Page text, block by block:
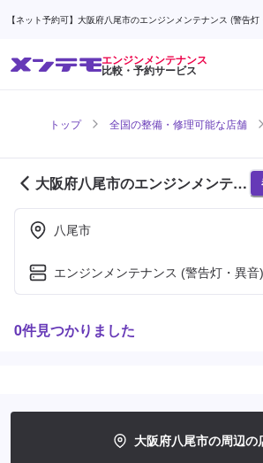
【ネット予約可】大阪府八尾市のエンジンメンテナンス (警告灯
エンジンメンテナンス
比較・予約サービス
トップ 全国の整備・修理可能な店舗
大阪府八尾市のエンジンメンテナ
ンス対応店舗紹介 (1ページ目)
八尾市
エンジンメンテナンス (警告灯・異音)
0件見つかりました
大阪府八尾市の周辺の